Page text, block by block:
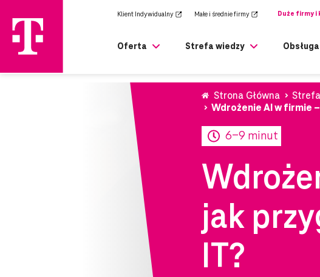
Klient Indywidualny Małe i średnie firmy Duże firmy i
Oferta Strefa wiedzy
Strona Główna
Wdrożenie AI w firmie
6-9 minut
jak
IT?